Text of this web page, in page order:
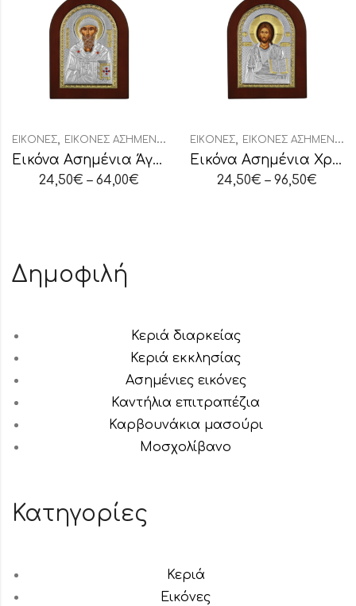
ΕΙΚΌΝΕΣ, ΕΙΚΌΝΕΣ ΑΣΗΜΈΝΙΕΣ ΟΒΆΛ
Εικόνα Ασημένια Άγιος Σπυρίδων
24,50€ – 64,00€
ΕΙΚΌΝΕΣ, ΕΙΚΌΝΕΣ ΑΣΗΜΈΝΙΕΣ ΟΒΆΛ
Εικόνα Ασημένια Χριστός
24,50€ – 96,50€
Δημοφιλή
Κεριά διαρκείας
Κεριά εκκλησίας
Ασημένιες εικόνες
Καντήλια επιτραπέζια
Καρβουνάκια μασούρι
Μοσχολίβανο
Κατηγορίες
Κεριά
Εικόνες